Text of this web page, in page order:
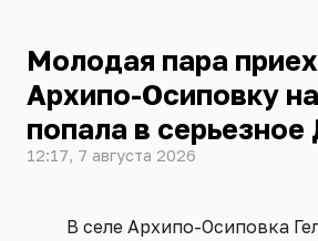
Молодая пара
Архипо-Осиповку
попала в
12:17, 7 августа 2026
В селе Архипо-Осиповка